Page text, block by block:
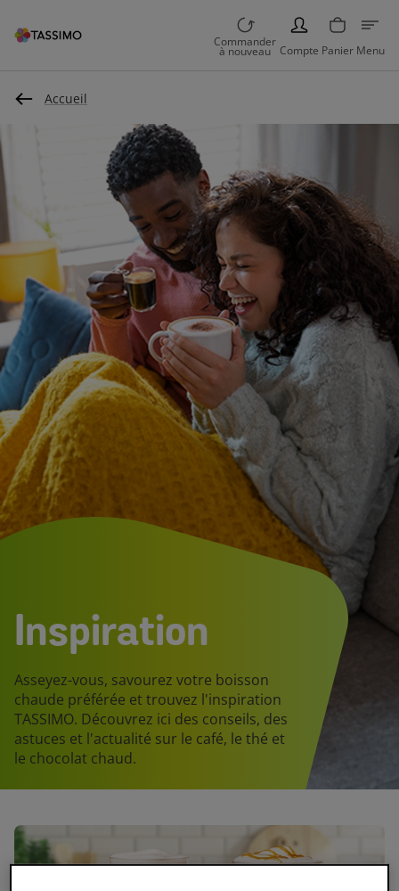
Commander
à nouveau
PERSON
Compte Panier Menu
Accueil
Inspiration
Asseyez-vous, savourez votre boisson
chaude préférée et trouvez l'inspiration
TASSIMO. Découvrez ici des conseils, des
astuces et l'actualité sur le café, le thé et
le chocolat chaud.